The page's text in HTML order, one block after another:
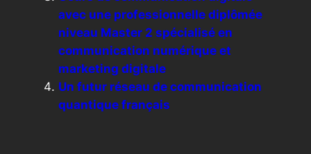
avec une professionnelle diplômée
niveau Master 2 spécialisé en
communication numérique et
marketing digitale
Un futur réseau de communication
quantique français